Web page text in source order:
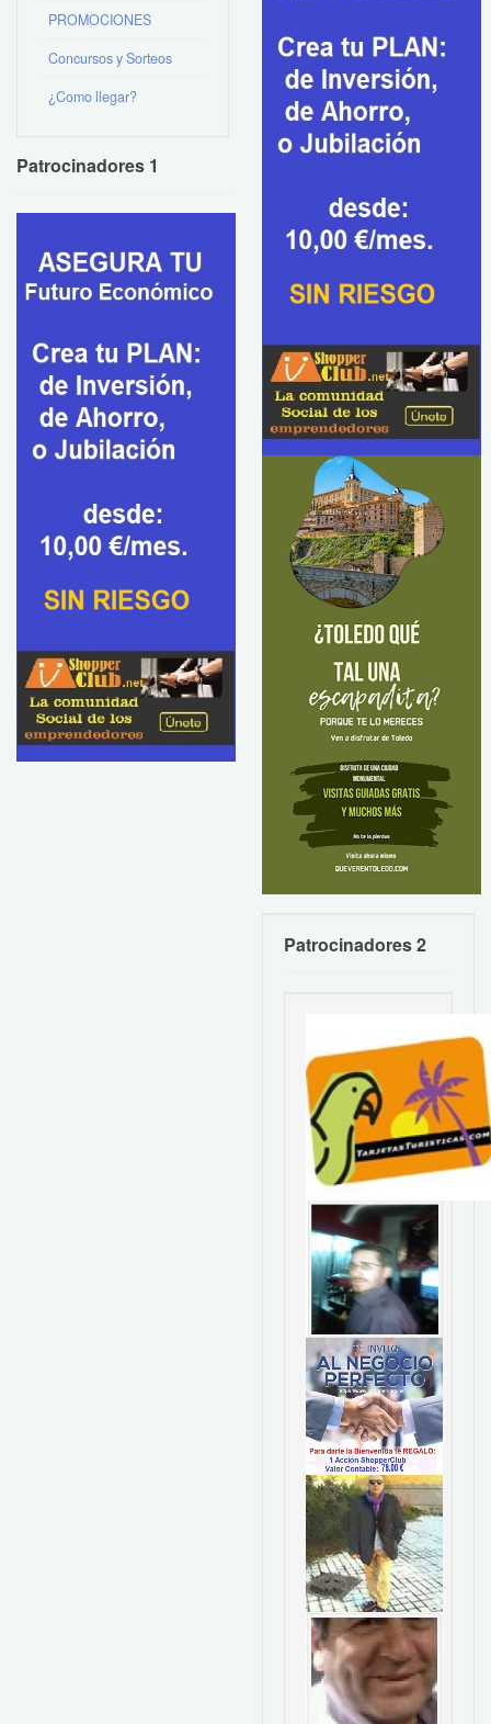
PROMOCIONES
Concursos y Sorteos
¿Como llegar?
Patrocinadores 1
Patrocinadores 2